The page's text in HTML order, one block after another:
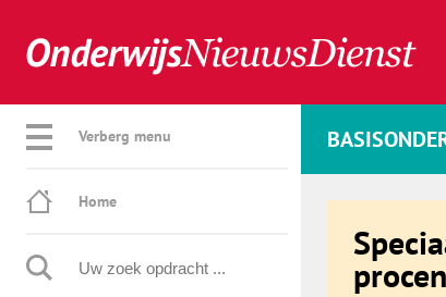
Verberg menu
Home